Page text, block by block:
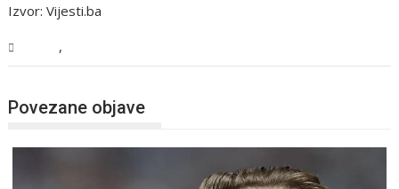
Izvor: Vijesti.ba
,
Povezane objave